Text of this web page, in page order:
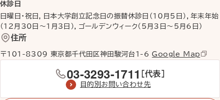
休診日
日曜日・祝日，日本大学創立記念日の振替休診日（10月5日），年末年始
（12月30日〜1月3日），ゴールデンウィーク（5月3日〜5月6日）
住所
〒101-8309 東京都千代田区神田駿河台1-6Google Map
03-3293-1711 ［代表］
目的別お問い合わせ先